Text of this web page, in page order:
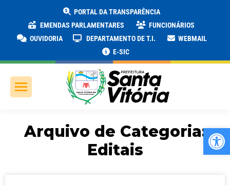
PORTAL DA TRANSPARÊNCIA
EMENDAS PARLAMENTARES
FUNCIONÁRIOS
OUVIDORIA
DEPARTAMENTO DE T.I.
WEBMAIL
E-SIC
Arquivo de Categoria:
Editais